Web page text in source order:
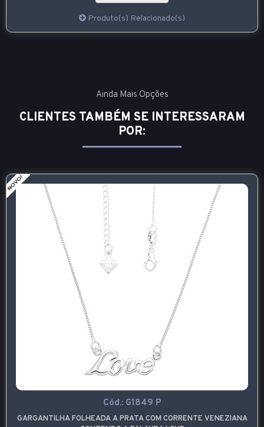
Produto(s) Relacionado(s)
Ainda Mais Opções
CLIENTES TAMBÉM SE INTERESSARAM
POR:
Cód.: G1849 P
GARGANTILHA FOLHEADA A PRATA COM CORRENTE VENEZIANA